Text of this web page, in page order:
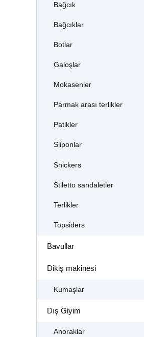
Bağcık
Bağcıklar
Botlar
Galoşlar
Mokasenler
Parmak arası terlikler
Patikler
Sliponlar
Snickers
Stiletto sandaletler
Terlikler
Topsiders
Bavullar
Dikiş makinesi
Kumaşlar
Dış Giyim
Anoraklar